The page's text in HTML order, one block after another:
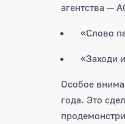
агентства —
«Слово
«Заходи
Особое
года. Это